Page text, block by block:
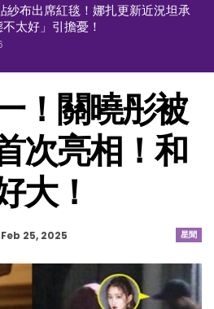
紗布出席紅毯！娜扎更新近況坦承
不太好」引擔憂！
！關曉彤被
次亮相！和
大！
星聞
Feb 25, 2025